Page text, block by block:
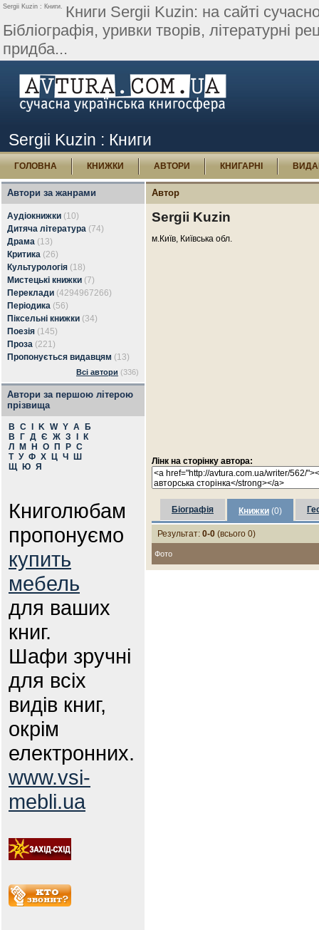
Sergii Kuzin : Книги. Книги Sergii Kuzin: на сайті
Бібліографія, уривки творів, літературні
придба...
Sergii Kuzin : Книги
ГОЛОВНА КНИЖКИ АВТОРИ КНИГАРНІ
Автори за жанрами
Аудіокнижки (10)
Дитяча література (74)
Драма (13)
Критика (26)
Культурологія (18)
Мистецькі книжки (7)
Переклади (4294967266)
Періодика (56)
Піксельні книжки (34)
Поезія (145)
Проза (221)
Пропонується видавцям (13)
Всі автори (336)
Автори за першою літерою
прізвища
B C K W Y А
Б
В
Г Д Є Ж З
К
Л
М Н О П Р С
Т У Ф Х Ц Ч
Ш
Щ
Ю Я
Книголюбам
пропонуємо
купить
мебель
для ваших
книг.
Шафи зручні
для всіх
видів книг,
окрім
електронних.
www.vsi-
mebli.ua
Автор
Sergii Kuzin
м.Київ, Київська обл.
Лінк на сторінку автора:
Біографія Книжки (0)
Результат: 0-0 (всього 0)
Фото